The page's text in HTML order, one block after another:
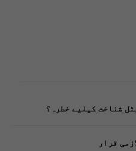
شناخت کیلیے خطرہ؟
قرار